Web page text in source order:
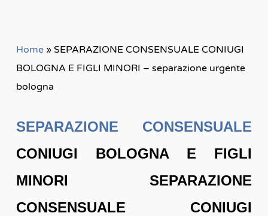
Home» SEPARAZIONE CONSENSUALE CONIUGI
BOLOGNA E FIGLI MINORI – separazione urgente
bologna
SEPARAZIONE CONSENSUALE
CONIUGI BOLOGNA E FIGLI
MINORI SEPARAZIONE
CONSENSUALE CONIUGI